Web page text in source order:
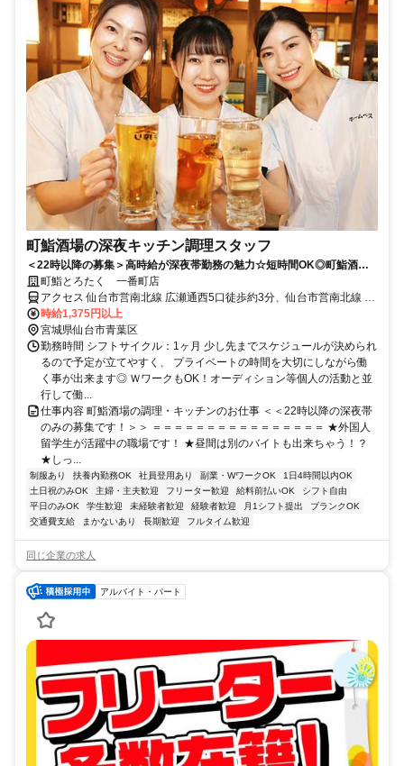
町鮨酒場の深夜キッチン調理スタッフ
＜22時以降の募集＞高時給が深夜帯勤務の魅力☆短時間OK◎町鮨酒場
とろたくのキッチン調理
町鮨とろたく 一番町店
アクセス 仙台市営南北線 広瀬通西5口徒歩約3分、仙台市営南北線 勾
当台公園南3口徒歩約4分、仙台市営東西線 青葉通一番町北1口徒歩約
4分
時給1,375円以上
宮城県仙台市青葉区
勤務時間 シフトサイクル：1ヶ月 少し先までスケジュールが決められ
るので予定が立てやすく、 プライベートの時間を大切にしながら働
く事が出来ます◎ ＷワークもOK！オーディション等個人の活動と並
行して働...
仕事内容 町鮨酒場の調理・キッチンのお仕事 ＜＜22時以降の深夜帯
のみの募集です！＞＞ ＝＝＝＝＝＝＝＝＝＝＝＝＝＝＝＝ ★外国人
留学生が活躍中の職場です！ ★昼間は別のバイトも出来ちゃう！？
★しっ...
制服あり 扶養内勤務OK 社員登用あり 副業・WワークOK
1日4時間以内OK
土日祝のみOK
主婦・主夫歓迎 フリーター歓迎 給料前払いOK
シフト自由
平日のみOK
学生歓迎 未経験者歓迎 経験者歓迎 月1シフト提出
ブランクOK
交通費支給
まかないあり 長期歓迎 フルタイム歓迎
同じ企業の求人
アルバイト・パート